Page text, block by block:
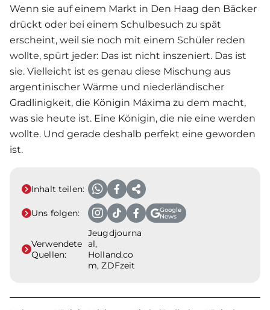
Wenn sie auf einem Markt in Den Haag den Bäcker
drückt oder bei einem Schulbesuch zu spät
erscheint, weil sie noch mit einem Schüler reden
wollte, spürt jeder: Das ist nicht inszeniert. Das ist
sie. Vielleicht ist es genau diese Mischung aus
argentinischer Wärme und niederländischer
Gradlinigkeit, die Königin Máxima zu dem macht,
was sie heute ist. Eine Königin, die nie eine werden
wollte. Und gerade deshalb perfekt eine geworden
ist.
Inhalt teilen:
Uns folgen:
Google
News
Verwendete
Quellen:
Jeugdjourna
al,
Holland.co
m, ZDFzeit